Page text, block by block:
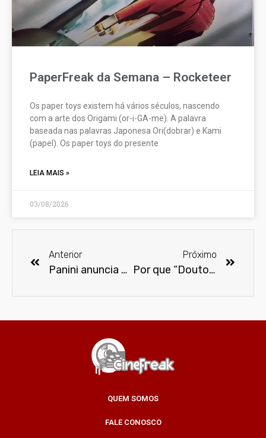
PaperFreak da Semana – Rocketeer
Os paper toys existem há vários séculos, nascendo
com a arte dos Origami (or-i-GA-me). A palavra
baseada nas palavras Japonesa Ori(dobrar) e Kami
(papel). Os paper toys do presente
LEIA MAIS »
03/08/2026
Anterior
Panini anuncia os lançamentos do mês de junho
Próximo
Por que “Doutor Estranho no Multiverso da Loucura” é um filme tão aguardado pelos fãs do MCU?
QUEM SOMOS
FALE CONOSCO